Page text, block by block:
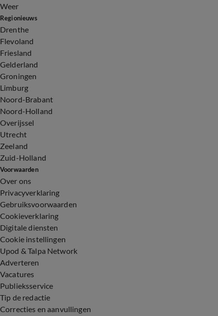
Weer
Regionieuws
Drenthe
Flevoland
Friesland
Gelderland
Groningen
Limburg
Noord-Brabant
Noord-Holland
Overijssel
Utrecht
Zeeland
Zuid-Holland
Voorwaarden
Over ons
Privacyverklaring
Gebruiksvoorwaarden
Cookieverklaring
Digitale diensten
Cookie instellingen
Upod & Talpa Network
Adverteren
Vacatures
Publieksservice
Tip de redactie
Correcties en aanvullingen